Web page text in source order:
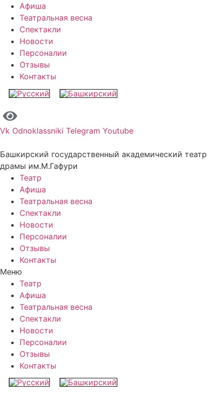
Афиша
Театральная весна
Спектакли
Новости
Персоналии
Отзывы
Контакты
Vk Odnoklassniki Telegram Youtube
Башкирский государственный академический театр
драмы им.М.Гафури
Театр
Афиша
Театральная весна
Спектакли
Новости
Персоналии
Отзывы
Контакты
Меню
Театр
Афиша
Театральная весна
Спектакли
Новости
Персоналии
Отзывы
Контакты